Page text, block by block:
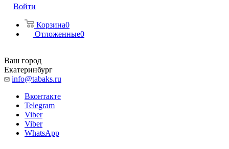
Войти
Корзина0
Отложенные0
Ваш город
Екатеринбург
info@tabaks.ru
Вконтакте
Telegram
Viber
Viber
WhatsApp